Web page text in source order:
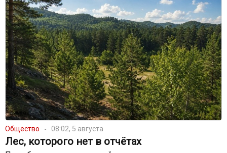
Общество 08:02, 5 августа
Лес, которого нет в отчётах